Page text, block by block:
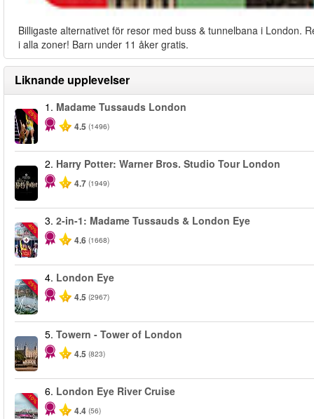
Billigaste alternativet för resor med buss & tunnelbana i London.
i alla zoner! Barn under 11 åker gratis.
Liknande upplevelser
-25%
1. Madame Tussauds London
4.5 (1496)
2. Harry Potter: Warner Bros. Studio Tour London
4.7 (1949)
-40%
3. 2-in-1: Madame Tussauds & London Eye
4.6 (1668)
-25%
4. London Eye
4.5 (2967)
5. Towern - Tower of London
4.5 (823)
-10%
6. London Eye River Cruise
4.4 (56)